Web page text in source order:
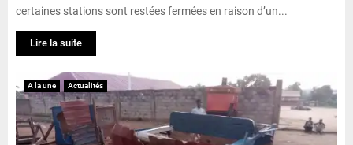
certaines stations sont restées fermées en raison d’un...
Lire la suite
A la une Actualités